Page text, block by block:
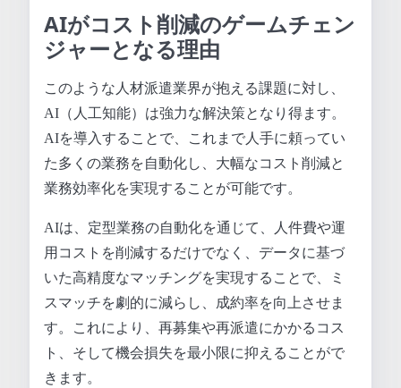
AIがコスト削減のゲームチェン
ジャーとなる理由
このような人材派遣業界が抱える課題に対し、
AI（人工知能）は強力な解決策となり得ます。
AIを導入することで、これまで人手に頼ってい
た多くの業務を自動化し、大幅なコスト削減と
業務効率化を実現することが可能です。
AIは、定型業務の自動化を通じて、人件費や運
用コストを削減するだけでなく、データに基づ
いた高精度なマッチングを実現することで、ミ
スマッチを劇的に減らし、成約率を向上させま
す。これにより、再募集や再派遣にかかるコス
ト、そして機会損失を最小限に抑えることがで
きます。